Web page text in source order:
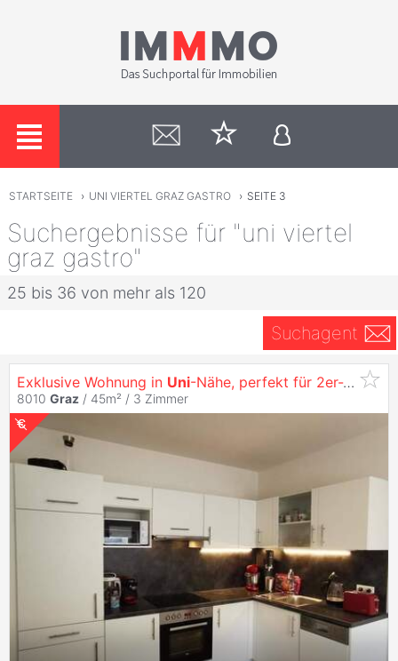
STARTSEITE › UNI VIERTEL GRAZ GASTRO › SEITE 3
Suchergebnisse für "uni viertel
graz gastro"
25 bis 36 von mehr als 120
Suchagent
Exklusive Wohnung in Uni-Nähe, perfekt für 2er-WG
8010 Graz / 45m² / 3 Zimmer